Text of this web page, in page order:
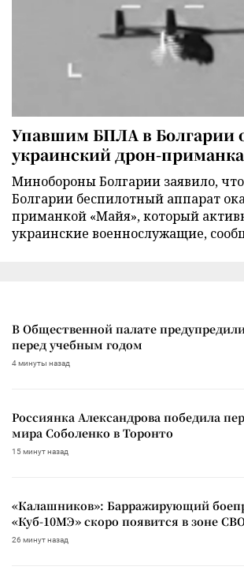
Упавшим БПЛА в Болгарии
украинский дрон-
Минобороны Болгарии заявило,
Болгарии беспилотный аппарат
приманкой «Майя», который
украинские военнослужащие,
В Общественной палате
перед учебным годом
4 минуты назад
Россиянка Александрова победила
мира Соболенко в Торонто
15 минут назад
«Калашников»: Барражирующий
«Куб-10МЭ» скоро появится в зоне
26 минут назад